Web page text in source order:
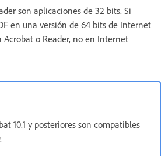
son aplicaciones de 32 bits. Si
en una versión de 64 bits de Internet
Acrobat o Reader, no en Internet
10.1 y posteriores son compatibles